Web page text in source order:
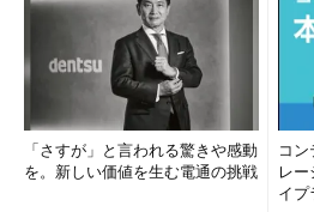
「さすが」と言われる驚きや感動
を。新しい価値を生む電通の挑戦
コ
レ
イプ